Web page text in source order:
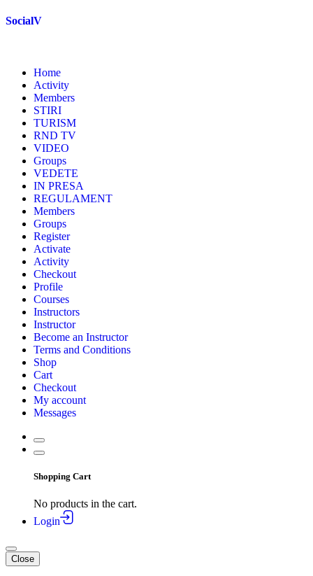
Skip
SocialV
Home
Activity
Members
STIRI
TURISM
RND TV
VIDEO
Groups
VEDETE
IN PRESA
REGULAMENT
Members
Groups
Register
Activate
Activity
Checkout
Profile
Courses
Instructors
Instructor
Become an Instructor
Terms and Conditions
Shop
Cart
Checkout
My account
Messages
Shopping Cart
No products in the cart.
Login
Close